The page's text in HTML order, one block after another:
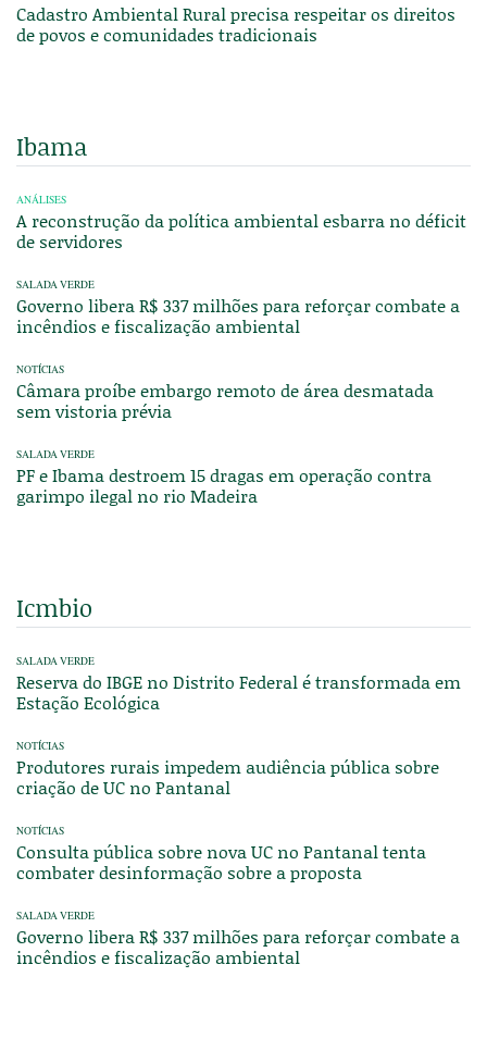
Cadastro Ambiental Rural precisa respeitar os direitos
de povos e comunidades tradicionais
Ibama
ANÁLISES
A reconstrução da política ambiental esbarra no déficit
de servidores
SALADA VERDE
Governo libera R$ 337 milhões para reforçar combate a
incêndios e fiscalização ambiental
NOTÍCIAS
Câmara proíbe embargo remoto de área desmatada
sem vistoria prévia
SALADA VERDE
PF e Ibama destroem 15 dragas em operação contra
garimpo ilegal no rio Madeira
Icmbio
SALADA VERDE
Reserva do IBGE no Distrito Federal é transformada em
Estação Ecológica
NOTÍCIAS
Produtores rurais impedem audiência pública sobre
criação de UC no Pantanal
NOTÍCIAS
Consulta pública sobre nova UC no Pantanal tenta
combater desinformação sobre a proposta
SALADA VERDE
Governo libera R$ 337 milhões para reforçar combate a
incêndios e fiscalização ambiental